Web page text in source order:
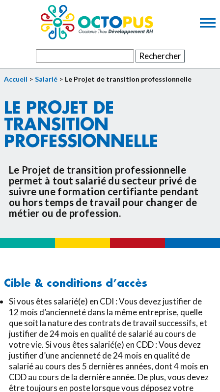
Panneau de gestion des cookies
Contenu principal
Accueil > Salarié> Le Projet de transition professionnelle
LE PROJET DE
TRANSITION
PROFESSIONNELLE
Le Projet de transition professionnelle
permet à tout salarié du secteur privé de
suivre une formation certifiante pendant
ou hors temps de travail pour changer de
métier ou de profession.
Cible & conditions d’accès
Si vous êtes salarié(e) en CDI : Vous devez justifier de
12 mois d’ancienneté dans la même entreprise, quelle
que soit la nature des contrats de travail successifs, et
justifier de 24 mois en qualité de salarié au cours de
votre vie. Si vous êtes salarié(e) en CDD : Vous devez
justifier d’une ancienneté de 24 mois en qualité de
salarié au cours des 5 dernières années, dont 4 mois en
CDD au cours de la dernière année. De plus, vous devez
être toujours en poste lorsque vous déposez votre